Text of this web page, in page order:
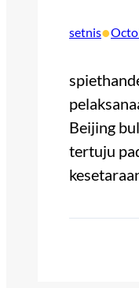
setnis•
Beijing
tertuju